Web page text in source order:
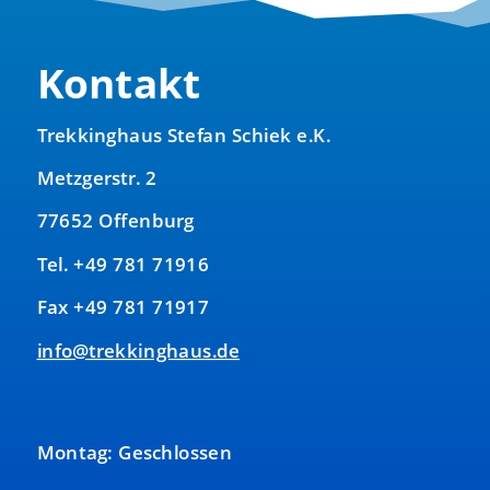
Kontakt
Trekkinghaus Stefan Schiek e.K.
Metzgerstr. 2
77652 Offenburg
Tel. +49 781 71916
Fax +49 781 71917
info@trekkinghaus.de
Montag: Geschlossen